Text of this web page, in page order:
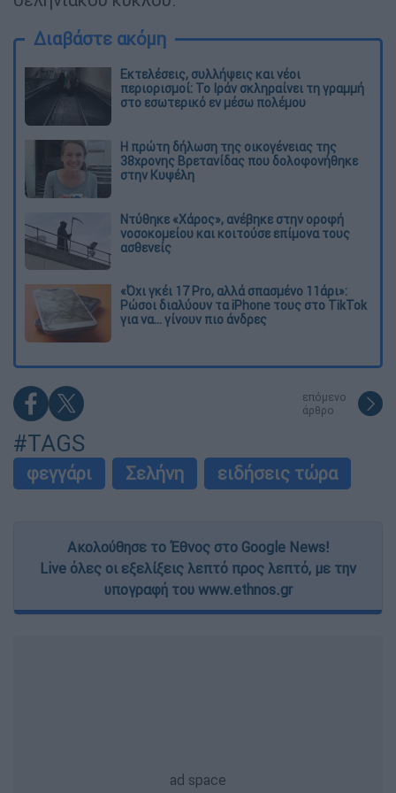
Διαβάστε ακόμη
Εκτελέσεις, συλλήψεις και νέοι
περιορισμοί: Το Ιράν σκληραίνει τη γραμμή
στο εσωτερικό εν μέσω πολέμου
Η πρώτη δήλωση της οικογένειας της
38χρονης Βρετανίδας που δολοφονήθηκε
στην Κυψέλη
Ντύθηκε «Χάρος», ανέβηκε στην οροφή
νοσοκομείου και κοιτούσε επίμονα τους
ασθενείς
«Όχι γκέι 17 Pro, αλλά σπασμένο 11άρι»:
Ρώσοι διαλύουν τα iPhone τους στο TikTok
για να... γίνουν πιο άνδρες
επόμενο
άρθρο
#TAGS
φεγγάρι Σελήνη ειδήσεις τώρα
Ακολούθησε το Έθνος στο Google News!
Live όλες οι εξελίξεις λεπτό προς λεπτό, με την
υπογραφή του www.ethnos.gr